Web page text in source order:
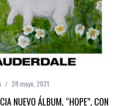
28 mayo, 2021
NUEVO ÁLBUM, “HOPE”, CON